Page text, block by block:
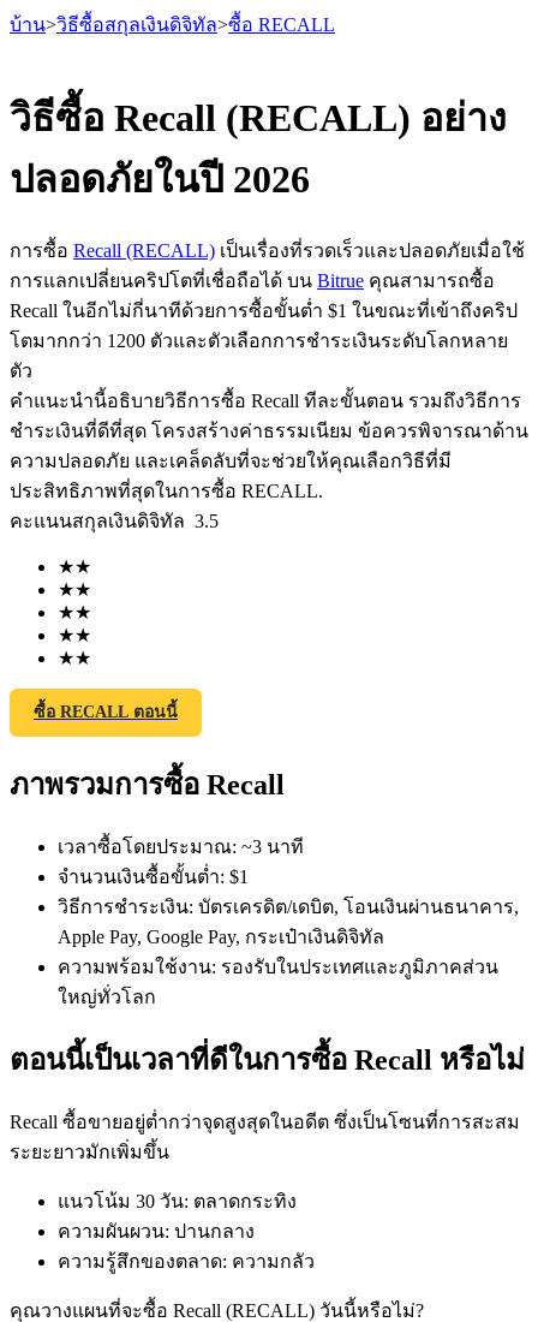
ฟิวเจอร์ส
ฟิวเจอร์ส USDT
ฟิวเจอร์สที่ใช้ USDT เป็นหลักประกัน
ฟิวเจอร์ส COIN-M
ฟิวเจอร์สสกุลเงินดิจิทัล
TradFi
อนุพันธ์ของหุ้น ฟอเร็กซ์ โลหะมีค่า และสินค้าโภคภัณฑ์
ฟิวเจอร์สที่ใช้ USDC เป็นหลักประกัน
บ้าน>วิธีซื้อสกุลเงินดิจิทัล>ซื้อ RECALL
วิธีซื้อ Recall (RECALL) อย่าง
ปลอดภัยในปี 2026
การซื้อ Recall (RECALL) เป็นเรื่องที่รวดเร็วและปลอดภัยเมื่อใช้
การแลกเปลี่ยนคริปโตที่เชื่อถือได้ บน Bitrue คุณสามารถซื้อ
Recall ในอีกไม่กี่นาทีด้วยการซื้อขั้นต่ำ $1 ในขณะที่เข้าถึงคริป
โตมากกว่า 1200 ตัวและตัวเลือกการชำระเงินระดับโลกหลาย
ตัว
คำแนะนำนี้อธิบายวิธีการซื้อ Recall ทีละขั้นตอน รวมถึงวิธีการ
ชำระเงินที่ดีที่สุด โครงสร้างค่าธรรมเนียม ข้อควรพิจารณาด้าน
ความปลอดภัย และเคล็ดลับที่จะช่วยให้คุณเลือกวิธีที่มี
ประสิทธิภาพที่สุดในการซื้อ RECALL.
คะแนนสกุลเงินดิจิทัล 3.5
★★
★★
★★
★★
★★
ซื้อ RECALL ตอนนี้
ภาพรวมการซื้อ Recall
เวลาซื้อโดยประมาณ: ~3 นาที
จำนวนเงินซื้อขั้นต่ำ: $1
วิธีการชำระเงิน: บัตรเครดิต/เดบิต, โอนเงินผ่านธนาคาร,
Apple Pay, Google Pay, กระเป๋าเงินดิจิทัล
ความพร้อมใช้งาน: รองรับในประเทศและภูมิภาคส่วน
ใหญ่ทั่วโลก
ตอนนี้เป็นเวลาที่ดีในการซื้อ Recall หรือไม่
Recall ซื้อขายอยู่ต่ำกว่าจุดสูงสุดในอดีต ซึ่งเป็นโซนที่การสะสม
ระยะยาวมักเพิ่มขึ้น
แนวโน้ม 30 วัน: ตลาดกระทิง
ความผันผวน: ปานกลาง
ความรู้สึกของตลาด: ความกลัว
คุณวางแผนที่จะซื้อ Recall (RECALL) วันนี้หรือไม่?